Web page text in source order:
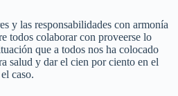
y las responsabilidades con armonía
todos colaborar con proveerse lo
que a todos nos ha colocado
salud y dar el cien por ciento en el
caso.